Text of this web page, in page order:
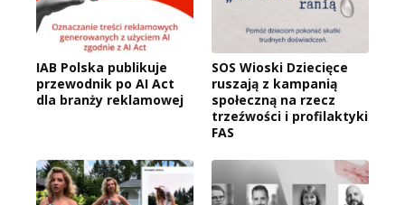
IAB Polska publikuje
przewodnik po AI Act
dla branży reklamowej
SOS Wioski Dziecięce
ruszają z kampanią
społeczną na rzecz
trzeźwości i profilaktyki
FAS